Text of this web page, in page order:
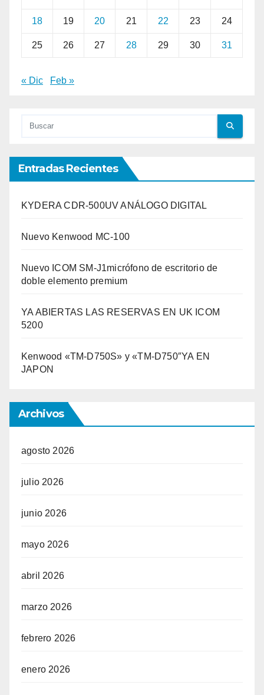
18 19 20 21 22 23 24
25 26 27 28 29 30 31
« Dic Feb »
Entradas Recientes
KYDERA CDR-500UV ANÁLOGO DIGITAL
Nuevo Kenwood MC-100
Nuevo ICOM SM-J1micrófono de escritorio de
doble elemento premium
YA ABIERTAS LAS RESERVAS EN UK ICOM
5200
Kenwood «TM-D750S» y «TM-D750″YA EN
JAPON
Archivos
agosto 2026
julio 2026
junio 2026
mayo 2026
abril 2026
marzo 2026
febrero 2026
enero 2026